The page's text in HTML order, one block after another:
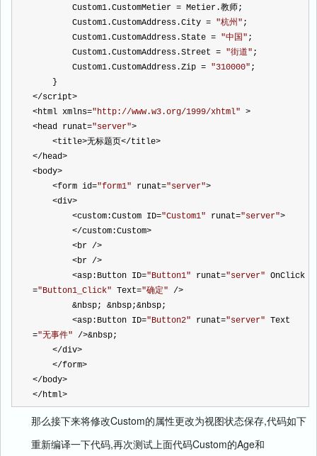
        Custom1.CustomMetier
= Metier.教师;
        Custom1.CustomAddress.City
= "杭州 " ;
        Custom1.CustomAddress.State
= "中国 " ;
        Custom1.CustomAddress.Street
= "街道" ;
        Custom1.CustomAddress.Zip
= "310000" ;
    }
</script>
<html xmlns="http://www.w3.org/1999/xhtml" >
<head runat="server">
<title>无标题页</title>
</head>
<body>
<form id="form1" runat="server">
<div>
<custom:Custom ID="Custom1" runat="server">
</custom:Custom>
<br />
<br />
<asp:Button ID="Button1" runat="server" OnClick
="Button1_Click" Text="确定" />
&nbsp; &nbsp;&nbsp;
<asp:Button ID="Button2" runat="server" Text
="无事件" />&nbsp;
</div>
</form>
</body>
</html>
那么接下来将修改Custom的属性更改为视图状态保存,代码如下
重新编译一下代码,再次测试上面代码Custom的Age和